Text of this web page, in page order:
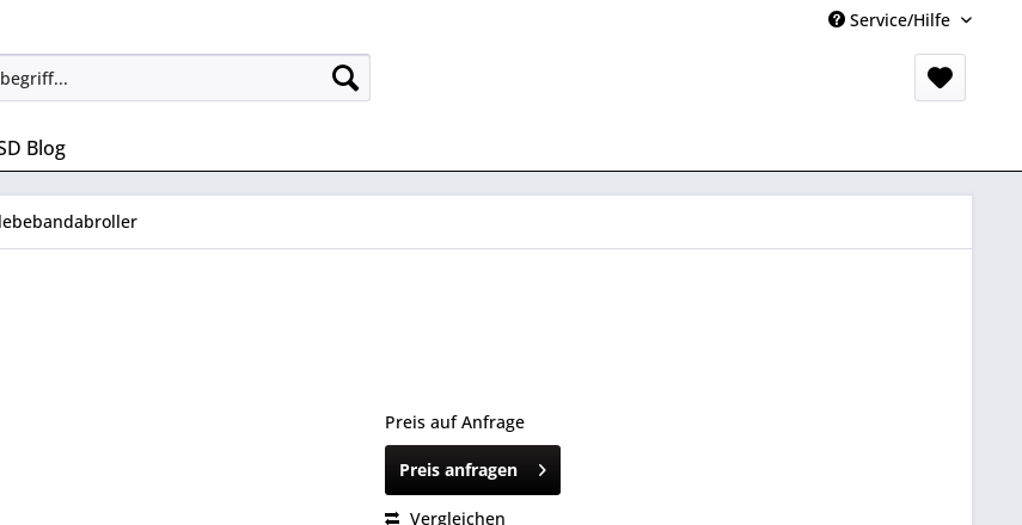
Service/Hilfe
Blog
Preis auf Anfrage
Preis anfragen
Vergleichen